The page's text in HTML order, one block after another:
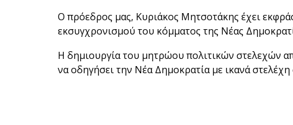
Ο πρόεδρος μας, Κυριάκος Μητσοτάκης έχει
εκσυγχρονισμού του κόμματος της Νέας
Η δημιουργία του μητρώου πολιτικών στελεχών
να οδηγήσει την Νέα Δημοκρατία με ικανά